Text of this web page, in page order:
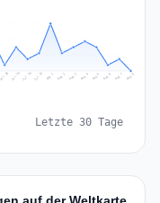
Jul 28 Jul 29 Jul 30 Jul 31 Aug 1 Aug 2 Aug 3 Aug 4 Aug 5 Aug 6 Aug 7 Aug 8
Letzte 30 Tage